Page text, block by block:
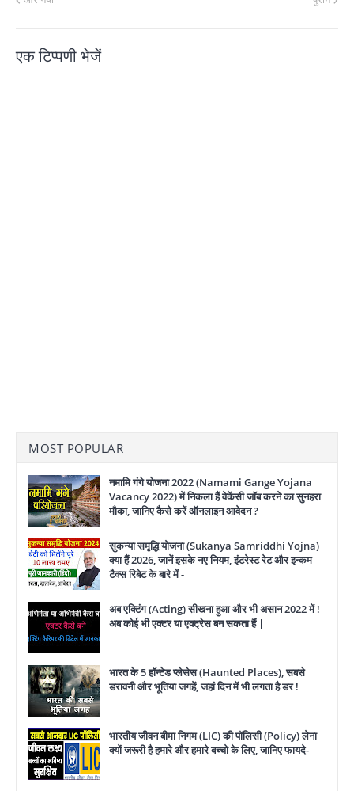
एक टिप्पणी भेजें
MOST POPULAR
नमामि गंगे योजना 2022 (Namami Gange Yojana
Vacancy 2022) में निकला हैं वेकेंसी जॉब करने का सुनहरा
मौका, जानिए कैसे करें ऑनलाइन आवेदन ?
सुकन्या समृद्धि योजना (Sukanya Samriddhi Yojna)
क्या हैं 2026, जानें इसके नए नियम, इंटरेस्ट रेट और इन्कम
टैक्स रिबेट के बारे में -
अब एक्टिंग (Acting) सीखना हुआ और भी असान 2022 में !
अब कोई भी एक्टर या एक्ट्रेस बन सकता हैं |
भारत के 5 हॉन्टेड प्लेसेस (Haunted Places), सबसे
डरावनी और भूतिया जगहें, जहां दिन में भी लगता है डर !
भारतीय जीवन बीमा निगम (LIC) की पॉलिसी (Policy) लेना
क्यों जरूरी है हमारे और हमारे बच्चो के लिए, जानिए फायदे-